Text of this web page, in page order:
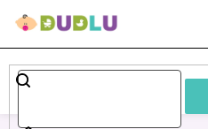
Dětské
a